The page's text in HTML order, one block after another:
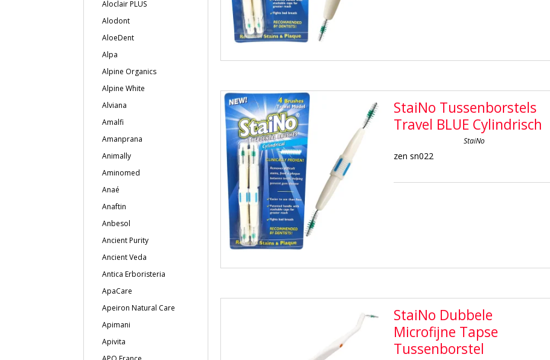
Aloclair PLUS
Alodont
AloeDent
Alpa
Alpine Organics
Alpine White
Alviana
Amalfi
Amanprana
Animally
Aminomed
Anaé
Anaftin
Anbesol
Ancient Purity
Ancient Veda
Antica Erboristeria
ApaCare
Apeiron Natural Care
Apimani
Apivita
StaiNo Tussenborstels
Travel BLUE Cylindrisch
StaiNo
zen sn022
StaiNo Dubbele
Microfijne Tapse
Tussenborstel